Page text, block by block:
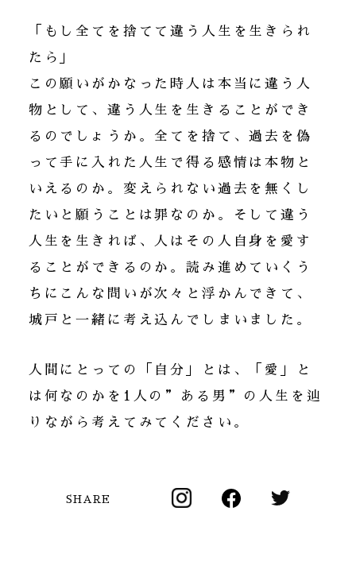
「もし全てを捨てて違う人生を生きられ
たら」
この願いがかなった時人は本当に違う人
物として、違う人生を生きることができ
るのでしょうか。全てを捨て、過去を偽
って手に入れた人生で得る感情は本物と
いえるのか。変えられない過去を無くし
たいと願うことは罪なのか。そして違う
人生を生きれば、人はその人自身を愛す
ることができるのか。読み進めていくう
ちにこんな問いが次々と浮かんできて、
城戸と一緒に考え込んでしまいました。
人間にとっての「自分」とは、「愛」と
は何なのかを1人の”ある男”の人生を辿
りながら考えてみてください。
SHARE